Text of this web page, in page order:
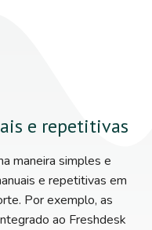
e repetitivas
maneira simples e
e repetitivas em
Por exemplo, as
ao Freshdesk